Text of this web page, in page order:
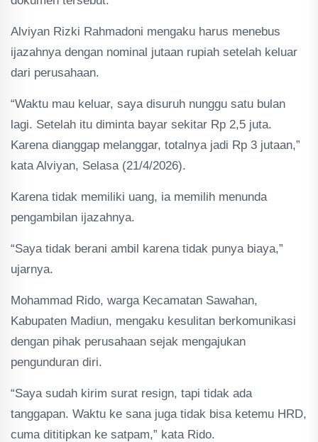
Alviyan Rizki Rahmadoni mengaku harus menebus
ijazahnya dengan nominal jutaan rupiah setelah keluar
dari perusahaan.
“Waktu mau keluar, saya disuruh nunggu satu bulan
lagi. Setelah itu diminta bayar sekitar Rp 2,5 juta.
Karena dianggap melanggar, totalnya jadi Rp 3 jutaan,”
kata Alviyan, Selasa (21/4/2026).
Karena tidak memiliki uang, ia memilih menunda
pengambilan ijazahnya.
“Saya tidak berani ambil karena tidak punya biaya,”
ujarnya.
Mohammad Rido, warga Kecamatan Sawahan,
Kabupaten Madiun, mengaku kesulitan berkomunikasi
dengan pihak perusahaan sejak mengajukan
pengunduran diri.
“Saya sudah kirim surat resign, tapi tidak ada
tanggapan. Waktu ke sana juga tidak bisa ketemu HRD,
cuma dititipkan ke satpam,” kata Rido.